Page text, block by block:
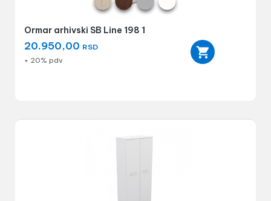
Ormar arhivski SB Line 198 1
20.950,00 RSD
+ 20% pdv